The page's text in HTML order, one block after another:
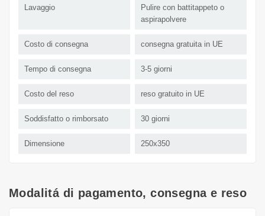
Lavaggio
Pulire con battitappeto o
aspirapolvere
Costo di consegna consegna gratuita in UE
Tempo di consegna 3-5 giorni
Costo del reso reso gratuito in UE
Soddisfatto o rimborsato 30 giorni
Dimensione 250x350
Modalitá di pagamento, consegna e reso